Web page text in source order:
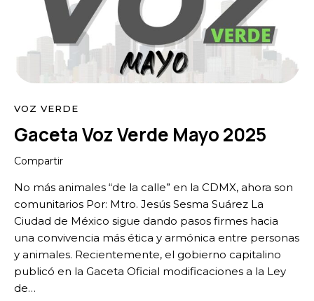
VOZ VERDE
Gaceta Voz Verde Mayo 2025
Compartir
No más animales “de la calle” en la CDMX, ahora son
comunitarios Por: Mtro. Jesús Sesma Suárez La
Ciudad de México sigue dando pasos firmes hacia
una convivencia más ética y armónica entre personas
y animales. Recientemente, el gobierno capitalino
publicó en la Gaceta Oficial modificaciones a la Ley
de…